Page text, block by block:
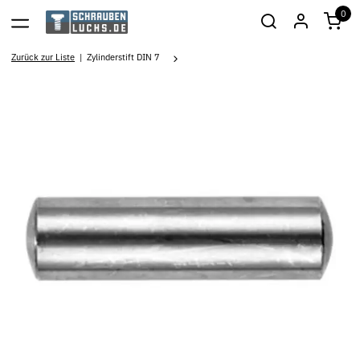
0
Zurück zur Liste Zylinderstift DIN 7